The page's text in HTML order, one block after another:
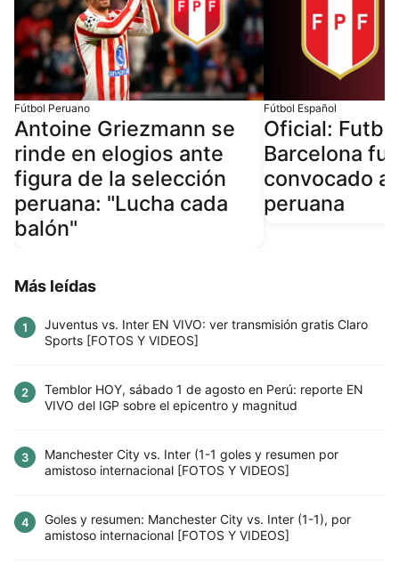
Fútbol Peruano
Antoine Griezmann se
rinde en elogios ante
figura de la selección
peruana: "Lucha cada
balón"
Fútbol Español
Oficial:
Barcelona
convocado a
peruana
Más leídas
1
Juventus vs. Inter EN VIVO: ver transmisión gratis Claro
Sports [FOTOS Y VIDEOS]
2
Temblor HOY, sábado 1 de agosto en Perú: reporte EN
VIVO del IGP sobre el epicentro y magnitud
3
Manchester City vs. Inter (1-1 goles y resumen por
amistoso internacional [FOTOS Y VIDEOS]
4
Goles y resumen: Manchester City vs. Inter (1-1), por
amistoso internacional [FOTOS Y VIDEOS]